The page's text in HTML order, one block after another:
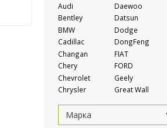
Audi
Bentley
BMW
Cadillac
Changan
Chery
Chevrolet
Chrysler
Daewoo
Datsun
Dodge
DongFeng
FIAT
FORD
Geely
Great Wall